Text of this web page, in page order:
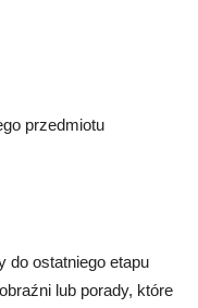
przedmiotu
do ostatniego etapu
lub porady, które